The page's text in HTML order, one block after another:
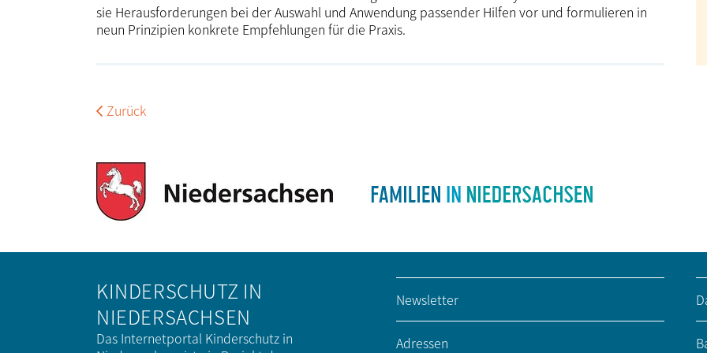
sie Heraus­for­de­rungen bei der Auswahl und Anwendung pas­sender Hilfen vor und formulieren in
neun Prinzipien konkrete Empfehlungen für die Praxis.
Zurück
KINDERSCHUTZ IN
NIEDERSACHSEN
Das Internetportal Kinderschutz in
Newsletter
Adressen